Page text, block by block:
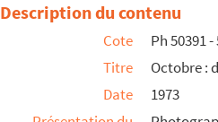
Description du contenu
Cote
Ph 50391 -
Titre
Octobre :
Date
1973